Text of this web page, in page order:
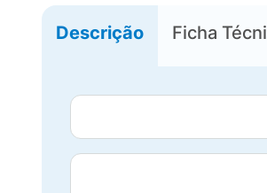
Descrição Ficha